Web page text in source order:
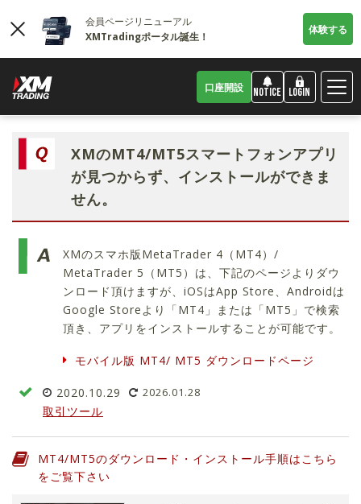
会員ページリニューアル
XMTradingポータル誕生！
体験する
口座開設 NOTICE LOGIN
XMのMT4/MT5スマートフォンアプリ
が見つからず、インストールができま
せん。
XMのスマホ版MetaTrader 4（MT4）/
MetaTrader 5（MT5）は、下記のページよりダウ
ンロード頂けますが、iOSはApp Store、Androidは
Google Storeより「MT4」または「MT5」で検索
頂き、アプリをインストールすることが可能です。
モバイル版 MT4/ MT5 ダウンロードページ
2020.10.29 2026.01.28
取引ツール
MT4/MT5のダウンロード・インストール手順はこちら
をご覧下さい